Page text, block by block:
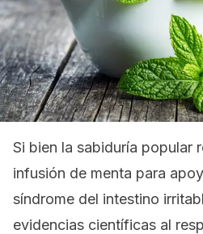
Si bien la sabiduría popular
infusión de menta para
síndrome del intestino
evidencias científicas al